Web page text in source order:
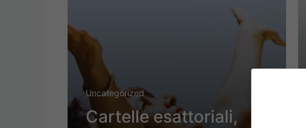
Uncategorized
Cartelle esattoriali,